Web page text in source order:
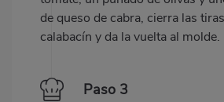
de queso de cabra, cierra las
calabacín y da la vuelta al molde.
Paso 3